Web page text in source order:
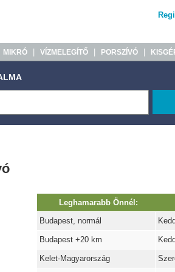
MIKRÓ VÍZMELEGÍTŐ PORSZÍVÓ
Leghamarabb Önnél:
Budapest, normál
Kedd
Budapest +20 km Kedd
Kelet-Magyarország